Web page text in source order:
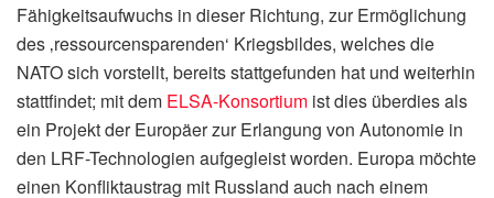
Fähigkeitsaufwuchs in dieser Richtung, zur Ermöglichung
des ‚ressourcensparenden‘ Kriegsbildes, welches die
NATO sich vorstellt, bereits stattgefunden hat und weiterhin
stattfindet; mit dem ELSA-Konsortium ist dies überdies als
ein Projekt der Europäer zur Erlangung von Autonomie in
den LRF-Technologien aufgegleist worden. Europa möchte
einen Konfliktaustrag mit Russland auch nach einem